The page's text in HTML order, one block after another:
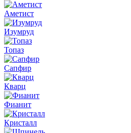
Аметист
Изумруд
Топаз
Сапфир
Кварц
Фианит
Кристалл